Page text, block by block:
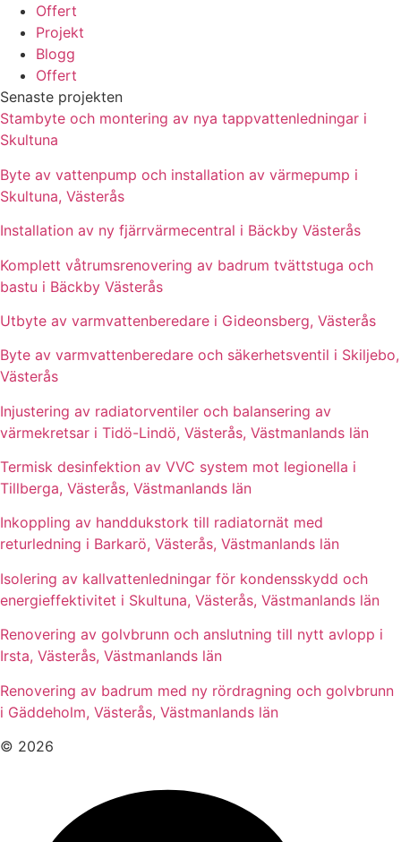
Offert
Projekt
Blogg
Offert
Senaste projekten
Stambyte och montering av nya tappvattenledningar i
Skultuna
Byte av vattenpump och installation av värmepump i
Skultuna, Västerås
Installation av ny fjärrvärmecentral i Bäckby Västerås
Komplett våtrumsrenovering av badrum tvättstuga och
bastu i Bäckby Västerås
Utbyte av varmvattenberedare i Gideonsberg, Västerås
Byte av varmvattenberedare och säkerhetsventil i Skiljebo,
Västerås
Injustering av radiatorventiler och balansering av
värmekretsar i Tidö-Lindö, Västerås, Västmanlands län
Termisk desinfektion av VVC system mot legionella i
Tillberga, Västerås, Västmanlands län
Inkoppling av handdukstork till radiatornät med
returledning i Barkarö, Västerås, Västmanlands län
Isolering av kallvattenledningar för kondensskydd och
energieffektivitet i Skultuna, Västerås, Västmanlands län
Renovering av golvbrunn och anslutning till nytt avlopp i
Irsta, Västerås, Västmanlands län
Renovering av badrum med ny rördragning och golvbrunn
i Gäddeholm, Västerås, Västmanlands län
© 2026